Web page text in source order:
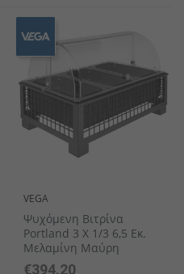
VEGA
Ψυχόμενη Βιτρίνα
Portland 3 X 1/3 6,5 Εκ.
Μελαμίνη Μαύρη
€394.20